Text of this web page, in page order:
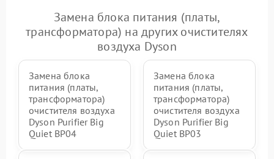
Замена блока питания (платы,
трансформатора) на других очистителях
воздуха Dyson
Замена блока
питания (платы,
трансформатора)
очистителя воздуха
Dyson Purifier Big
Quiet BP04
Замена блока
питания (платы,
трансформатора)
очистителя воздуха
Dyson Purifier Big
Quiet BP03